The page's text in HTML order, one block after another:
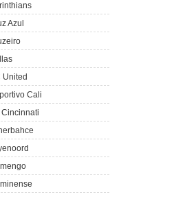
Azul
United
Cali
Cincinnati